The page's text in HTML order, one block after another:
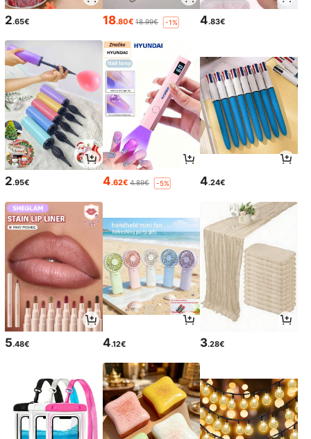
2.65€ 18.80€ 18.99€ -1% 4.83€
2.95€ 4.62€ 4.89€ -5% 4.24€
5.48€ 4.12€ 3.28€